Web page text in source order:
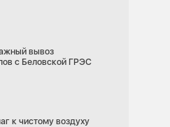
вывоз
с Беловской ГРЭС
к чистому воздуху